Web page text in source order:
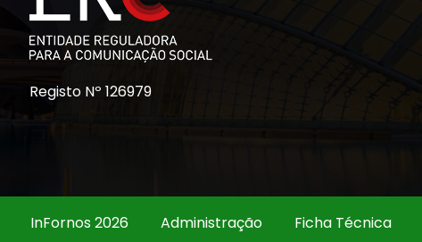
Registo Nº 126979
InFornos 2026 Administração Ficha Técnica